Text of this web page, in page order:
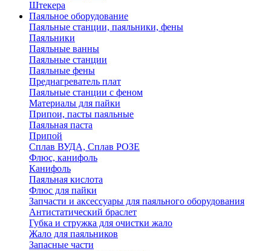
Штекера
Паяльное оборудование
Паяльные станции, паяльники, фены
Паяльники
Паяльные ванны
Паяльные станции
Паяльные фены
Преднагреватель плат
Паяльные станции с феном
Материалы для пайки
Припои, пасты паяльные
Паяльная паста
Припой
Сплав ВУДА, Сплав РОЗЕ
Флюс, канифоль
Канифоль
Паяльная кислота
Флюс для пайки
Запчасти и аксессуары для паяльного оборудования
Антистатический браслет
Губка и стружка для очистки жало
Жало для паяльников
Запасные части